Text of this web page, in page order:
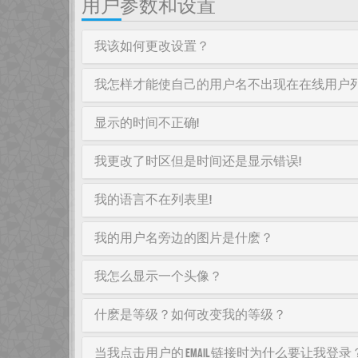
用户参数和设置
我该如何更改设置？
我怎样才能使自己的用户名不出现在在线用户
显示的时间不正确!
我更改了时区但是时间还是显示错误!
我的语言不在列表里!
我的用户名旁边的图片是什麽？
我怎么显示一个头像？
什麽是等级？如何改变我的等级？
当我点击用户的 email 链接时为什么要让我登录